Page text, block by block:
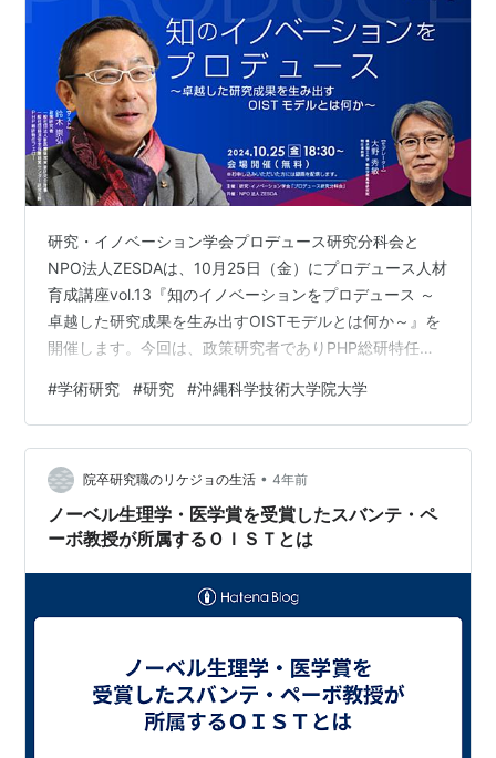
研究・イノベーション学会プロデュース研究分科会と
NPO法人ZESDAは、10月25日（金）にプロデュース人材
育成講座vol.13『知のイノベーションをプロデュース ～
卓越した研究成果を生み出すOISTモデルとは何か～』を
開催します。今回は、政策研究者でありPHP総研特任フ
きし、世界水準の高度な研究成果と日本発のイノベーシ
ョン創出を育む「プロデューサーシップ」事例を掘り下
げます。■イノベーション創出機関としての大学研究機
関 日本の大学研究力低下が指摘される中、世界トップレ
ベルの研究力実現を目指し、文部科学省は大学ファンド
を通じた研究体制強化の…
#学術研究 #研究 #沖縄科学技術大学院大学
院卒研究職のリケジョの生活 • 4年前
ノーベル生理学・医学賞を受賞したスバンテ・ペ
ーボ教授が所属するＯＩＳＴとは